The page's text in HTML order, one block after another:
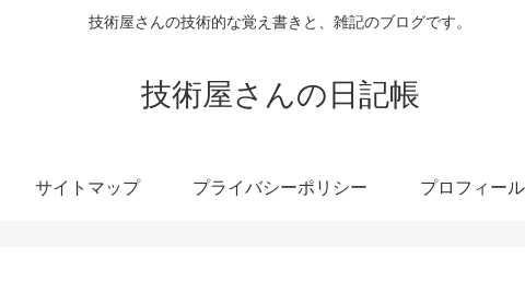
技術屋さんの技術的な覚え書きと、雑記のブログです。
技術屋さんの日記帳
サイトマップ プライバシーポリシー プロフィール